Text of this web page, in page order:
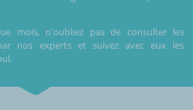
mois, n'oubliez pas de consulter les
nos experts et suivez avec eux les